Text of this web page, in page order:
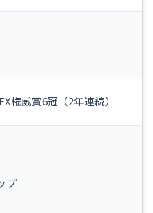
権威賞6冠（2年連続）
プ